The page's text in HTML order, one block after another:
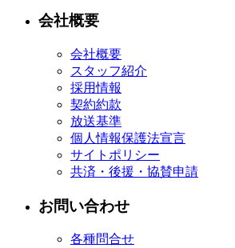
会社概要
会社概要
スタッフ紹介
採用情報
契約約款
放送基準
個人情報保護法宣言
サイトポリシー
共済・後援・協賛申請
お問い合わせ
各種問合せ